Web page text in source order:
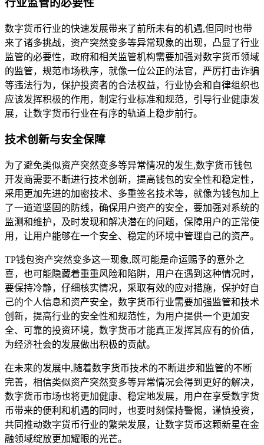
行业监管的必要性
数字货币行业的快速发展带来了前所未有的机遇,但同时也带
来了诸多挑战，资产突然变多等异常现象的出现，凸显了行业
监管的必要性，政府和相关监管机构需要加强对数字货币领域
的监管，规范市场秩序，就像一位公正的法官，严厉打击诈骗
等违法行为，保护投资者的合法权益，行业协会和自律组织也
应该发挥积极的作用，制定行业标准和规范，引导行业健康发
展，让数字货币行业在有序的轨道上稳步前行。
技术创新与安全保障
为了避免类似资产突然变多等异常情况的发生,数字货币钱包
开发商需要不断进行技术创新，提高钱包的安全性和稳定性，
采用更加先进的加密技术、多重签名技术等，就像为钱包加上
了一道道坚固的防线，确保用户资产的安全，要加强对系统的
监测和维护，及时发现和解决潜在的问题，保障用户的正常使
用，让用户能够在一个安全、稳定的环境中管理自己的资产。
TP钱包资产突然变多这一现象,既可能是命运赐予的意外之
喜，也可能隐藏着重重风险和陷阱，用户在遇到这种情况时，
要保持冷静，仔细核实情况，采取有效的应对措施，保护好自
己的个人信息和资产安全，数字货币行业需要加强监管和技术
创新，提高行业的安全性和规范性，为用户提供一个更加安
全、可靠的投资环境，数字货币才能真正发挥其应有的价值，
为经济社会的发展做出积极的贡献。
在未来的发展中,随着数字货币技术的不断进步和监管的不断
完善，相信类似资产突然变多等异常情况会得到更好的解决，
数字货币市场也将更加健康、稳定地发展，用户在享受数字货
币带来的便利和机遇的同时，也要时刻保持警惕，谨慎投资，
共同推动数字货币行业的繁荣发展，让数字货币这颗新星在金
融领域绽放更加耀眼的光芒。